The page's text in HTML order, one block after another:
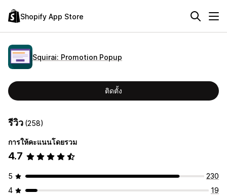
Shopify App Store
Squirai: Promotion Popup
ติดตั้ง
รีวิว (258)
การให้คะแนนโดยรวม
4.7
5
230
4
19